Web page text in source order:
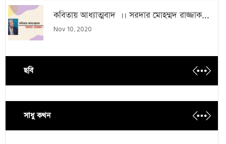
কবিতায় আধ্যাত্মবাদ ।। সরদার মোহম্মদ রাজ্জাক...
Nov 10, 2020
ছবি
সাধু কথন